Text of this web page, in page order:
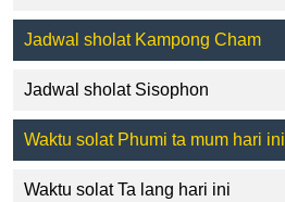
Jadwal sholat Kampong Cham
Jadwal sholat Sisophon
Waktu solat Phumi ta mum hari ini
Waktu solat Ta lang hari ini